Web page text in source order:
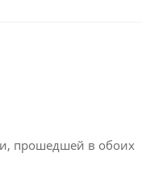
прошедшей в обоих